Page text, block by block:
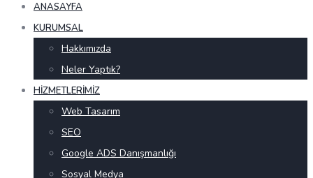
ANASAYFA
KURUMSAL
Hakkımızda
Neler Yaptık?
HIZMETLERIMIZ
Web Tasarım
SEO
Google ADS Danışmanlığı
Sosyal Medya